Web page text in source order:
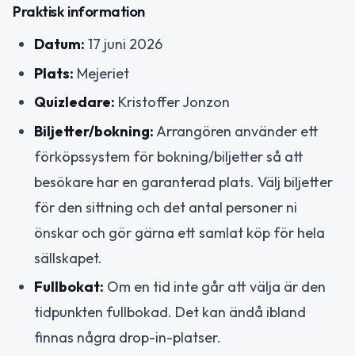
Praktisk information
Datum: 17 juni 2026
Plats: Mejeriet
Quizledare: Kristoffer Jonzon
Biljetter/bokning:Arrangören använder ett
förköpssystem för bokning/biljetter så att
besökare har en garanterad plats. Välj biljetter
för den sittning och det antal personer ni
önskar och gör gärna ett samlat köp för hela
sällskapet.
Fullbokat: Om en tid inte går att välja är den
tidpunkten fullbokad. Det kan ändå ibland
finnas några drop-in-platser.